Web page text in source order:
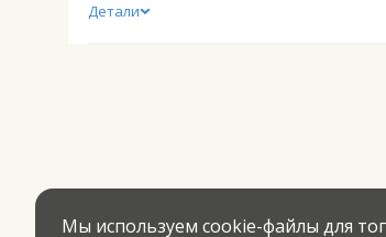
Детали
Мы используем cookie-файлы для